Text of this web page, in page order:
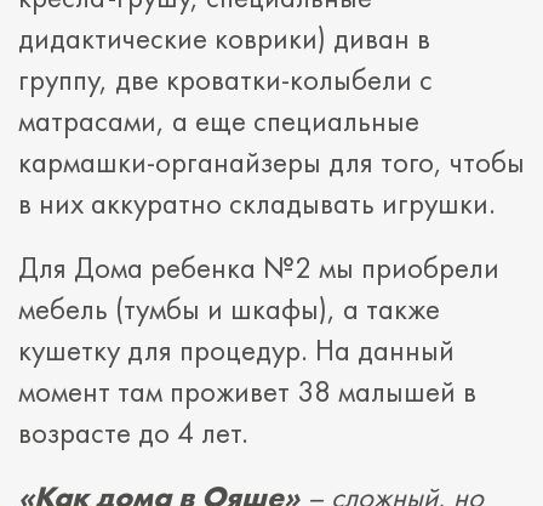
дидактические коврики) диван в
группу, две кроватки-колыбели с
матрасами, а еще специальные
кармашки-органайзеры для того, чтобы
в них аккуратно складывать игрушки.
Для Дома ребенка №2 мы приобрели
мебель (тумбы и шкафы), а также
кушетку для процедур. На данный
момент там проживет 38 малышей в
возрасте до 4 лет.
«Как дома в Ояше» –сложный, но